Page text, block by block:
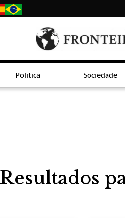
Política Sociedade
Resultados